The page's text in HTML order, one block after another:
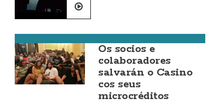
Os socios e
colaboradores
salvarán o Casino
cos seus
microcréditos